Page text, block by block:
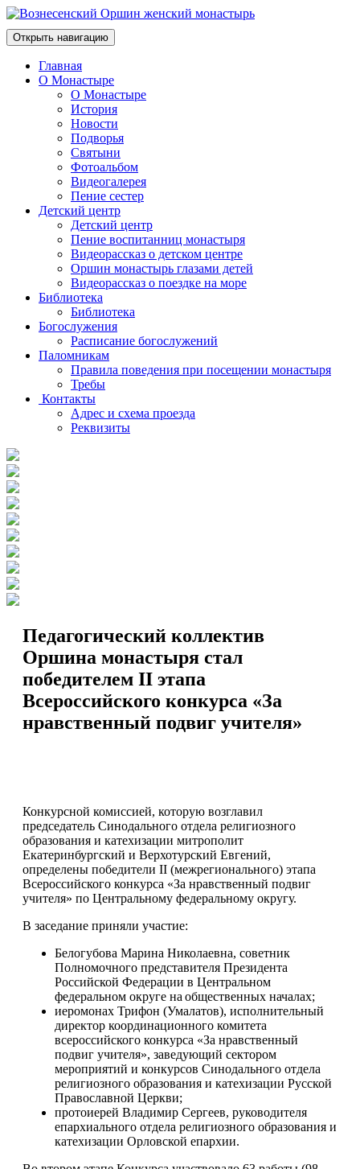
Открыть навигацию
Главная
О Монастыре
О Монастыре
История
Новости
Подворья
Святыни
Фотоальбом
Видеогалерея
Пение сестер
Детский центр
Детский центр
Пение воспитанниц монастыря
Видеорассказ о детском центре
Оршин монастырь глазами детей
Видеорассказ о поездке на море
Библиотека
Библиотека
Богослужения
Расписание богослужений
Паломникам
Правила поведения при посещении монастыря
Требы
Контакты
Адрес и схема проезда
Реквизиты
Педагогический коллектив
Оршина монастыря стал
победителем II этапа
Всероссийского конкурса «За
нравственный подвиг учителя»
Конкурсной комиссией, которую возглавил
председатель Синодального отдела религиозного
образования и катехизации митрополит
Екатеринбургский и Верхотурский Евгений,
определены победители II (межрегионального) этапа
Всероссийского конкурса «За нравственный подвиг
учителя» по Центральному федеральному округу.
В заседание приняли участие:
Белогубова Марина Николаевна, советник
Полномочного представителя Президента
Российской Федерации в Центральном
федеральном округе на общественных началах;
иеромонах Трифон (Умалатов), исполнительный
директор координационного комитета
всероссийского конкурса «За нравственный
подвиг учителя», заведующий сектором
мероприятий и конкурсов Синодального отдела
религиозного образования и катехизации Русской
Православной Церкви;
протоиерей Владимир Сергеев, руководителя
епархиального отдела религиозного образования и
катехизации Орловской епархии.